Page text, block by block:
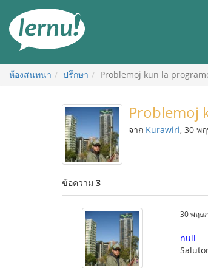
สารบัญ
ห้องสนทนา ปรึกษา Problemoj kun la
Problemoj
จาก Kurawiri, 30 พ
ข้อความ 3
30 พฤษ
null